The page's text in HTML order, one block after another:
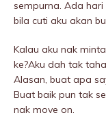
sempurna. Ada hari
bila cuti aku akan
Kalau aku nak
ke?Aku dah tak
Alasan, buat apa
Buat baik pun tak
nak move on.